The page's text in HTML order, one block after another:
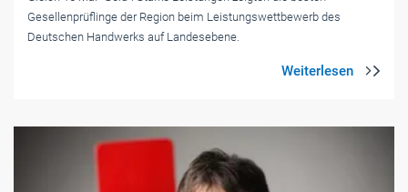
Gesellenprüflinge der Region beim Leistungswettbewerb des
Deutschen Handwerks auf Landesebene.